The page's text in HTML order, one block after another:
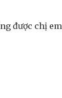
được chị em